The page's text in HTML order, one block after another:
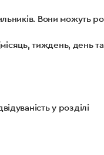
Вони можуть
тиждень, день та
у розділі